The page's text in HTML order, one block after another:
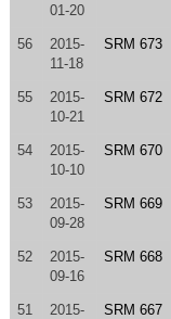
01-20
56
2015-
11-18
SRM 673
55
2015-
10-21
SRM 672
54
2015-
10-10
SRM 670
53
2015-
09-28
SRM 669
52
2015-
09-16
SRM 668
51
2015-
SRM 667